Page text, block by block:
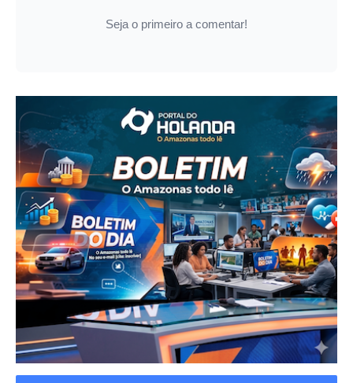
Seja o primeiro a comentar!